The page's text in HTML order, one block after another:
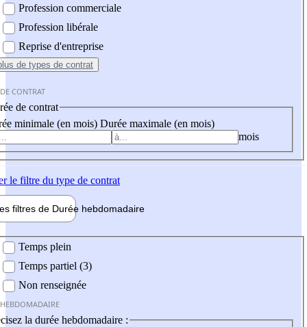
Profession commerciale
Profession libérale
Reprise d'entreprise
de types de contrat
CONTRAT
de contrat
minimale (en mois) Durée maximale (en mois)
mois
le filtre du type de contrat
filtres de Durée hebdomadaire
Temps plein
Temps partiel (3)
Non renseignée
la durée hebdomadaire :